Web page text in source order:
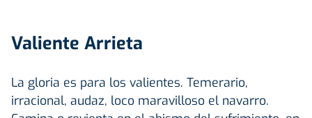
Valiente Arrieta
La gloria es para los valientes. Temerario,
irracional, audaz, loco maravilloso el navarro.